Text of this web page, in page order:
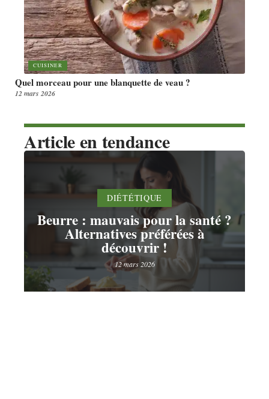
CUISINER
Quel morceau pour une blanquette de veau ?
12 mars 2026
Article en tendance
DIÉTÉTIQUE
Beurre : mauvais pour la santé ?
Alternatives préférées à
découvrir !
12 mars 2026